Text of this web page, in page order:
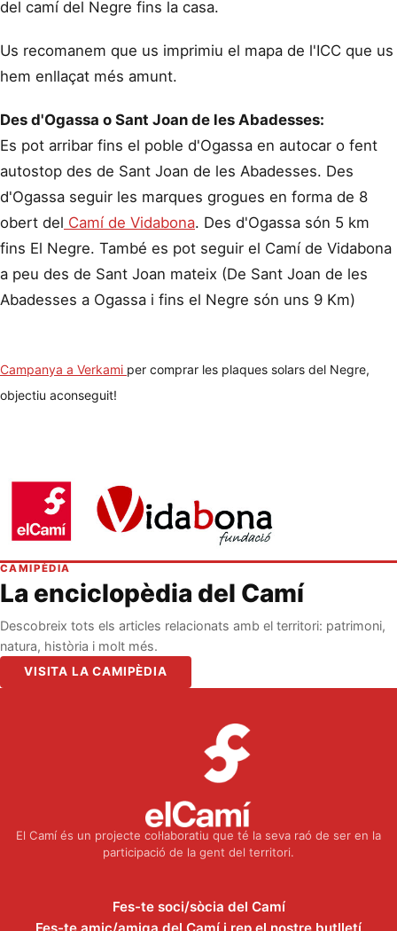
del camí del Negre fins la casa.
Us recomanem que us imprimiu el mapa de l'ICC que us
hem enllaçat més amunt.
Des d'Ogassa o Sant Joan de les Abadesses:
Es pot arribar fins el poble d'Ogassa en autocar o fent
autostop des de Sant Joan de les Abadesses. Des
d'Ogassa seguir les marques grogues en forma de 8
obert del Camí de Vidabona. Des d'Ogassa són 5 km
fins El Negre. També es pot seguir el Camí de Vidabona
a peu des de Sant Joan mateix (De Sant Joan de les
Abadesses a Ogassa i fins el Negre són uns 9 Km)
Campanya a Verkami per comprar les plaques solars del Negre,
objectiu aconseguit!
CAMIPÈDIA
La enciclopèdia del Camí
Descobreix tots els articles relacionats amb el territori: patrimoni,
natura, història i molt més.
VISITA LA CAMIPÈDIA
El Camí és un projecte col·laboratiu que té la seva raó de ser en la
participació de la gent del territori.
Fes-te soci/sòcia del Camí